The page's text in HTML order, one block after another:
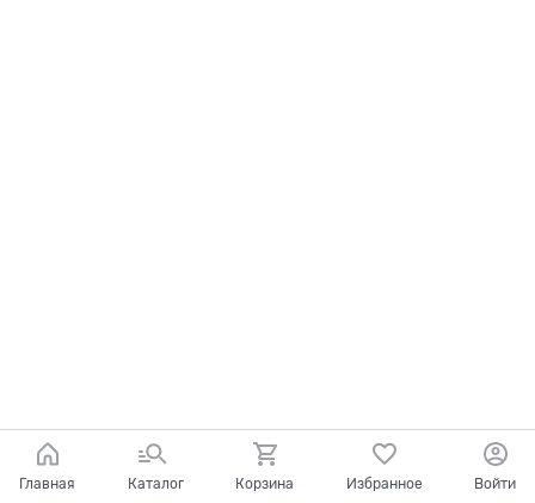
Главная Каталог Корзина Избранное Войти